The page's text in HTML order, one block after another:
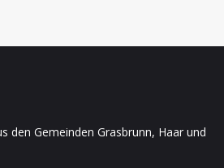
den Gemeinden Grasbrunn, Haar und